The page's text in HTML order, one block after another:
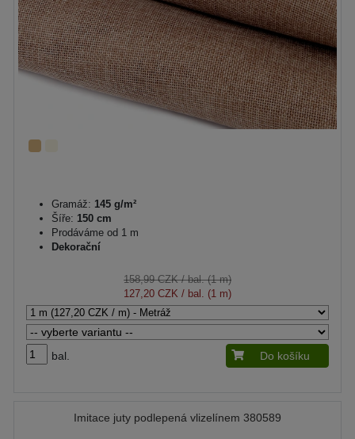
Gramáž: 145 g/m²
Šíře: 150 cm
Prodáváme od 1 m
Dekorační
158,99 CZK/ bal. (1 m)
127,20 CZK / bal. (1 m)
bal. Do košíku
Imitace juty podlepená vlizelínem 380589